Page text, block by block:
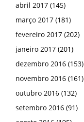
abril 2017 (145)
março 2017 (181)
fevereiro 2017 (202)
janeiro 2017 (201)
dezembro 2016 (153)
novembro 2016 (161)
outubro 2016 (132)
setembro 2016 (91)